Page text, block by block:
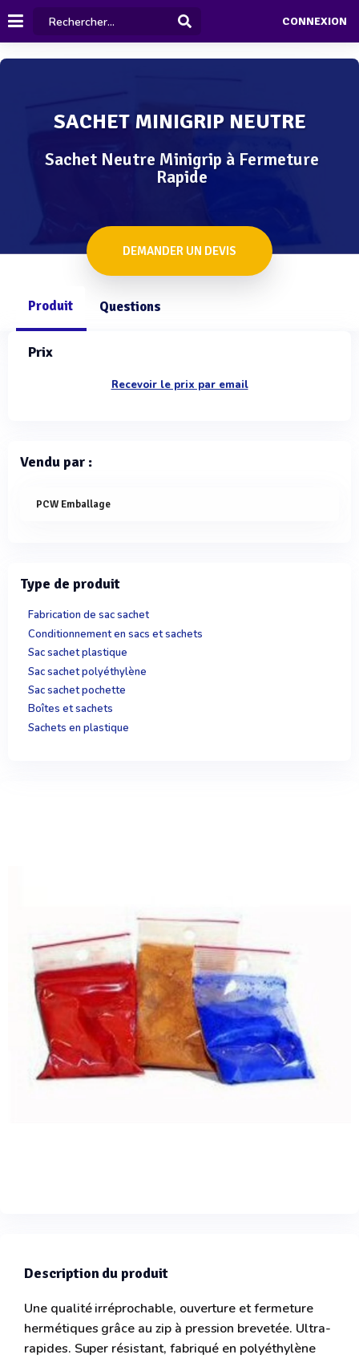
CONNEXION
SACHET MINIGRIP NEUTRE
Sachet Neutre Minigrip à Fermeture
Rapide
DEMANDER UN DEVIS
Produit Questions
Description du produit
Une qualité irréprochable, ouverture et fermeture
hermétiques grâce au zip à pression brevetée. Ultra-
rapides. Super résistant, fabriqué en polyéthylène
Prix
Recevoir le prix par email
Vendu par :
PCW Emballage
Type de produit
Fabrication de sac sachet
Conditionnement en sacs et sachets
Sac sachet plastique
Sac sachet polyéthylène
Sac sachet pochette
Boîtes et sachets
Sachets en plastique